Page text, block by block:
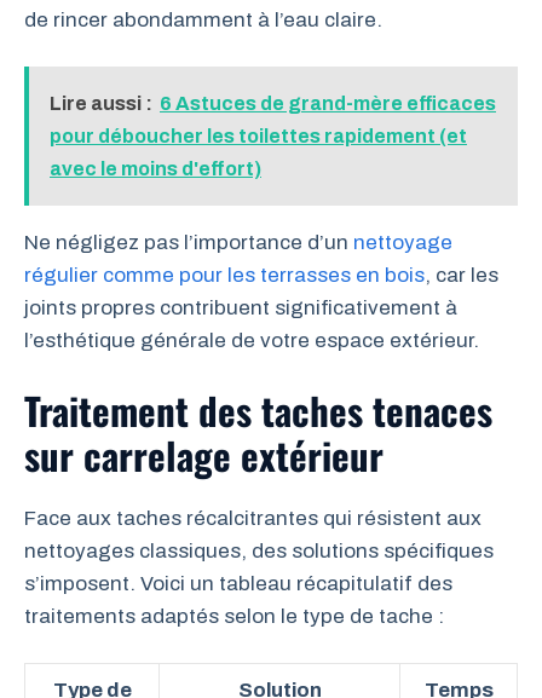
de rincer abondamment à l’eau claire.
Lire aussi : 6 Astuces de grand-mère efficaces
pour déboucher les toilettes rapidement (et
avec le moins d'effort)
Ne négligez pas l’importance d’un nettoyage
régulier comme pour les terrasses en bois, car les
joints propres contribuent significativement à
l’esthétique générale de votre espace extérieur.
Traitement des taches tenaces
sur carrelage extérieur
Face aux taches récalcitrantes qui résistent aux
nettoyages classiques, des solutions spécifiques
s’imposent. Voici un tableau récapitulatif des
traitements adaptés selon le type de tache :
Type de
Solution
Temps